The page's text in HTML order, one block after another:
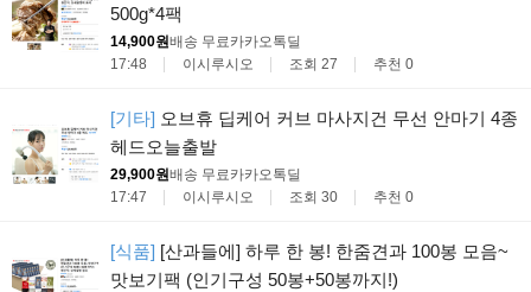
500g*4팩
14,900원배송 무료카카오톡딜
17:48
이시루시오 조회 27 추천 0
[기타] 오브휴 딥케어 커브 마사지건 무선 안마기 4종
헤드오늘출발
29,900원배송 무료카카오톡딜
17:47
이시루시오 조회 30 추천 0
[식품] [산과들에] 하루 한 봉! 한줌견과 100봉 모음~
맛보기팩 (인기구성 50봉+50봉까지!)